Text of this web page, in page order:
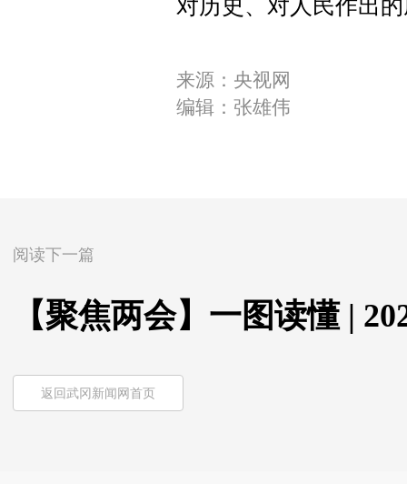
对历史、对人民作出
来源：央视网
编辑：张雄伟
阅读下一篇
【聚焦两会】一图读懂 |
返回武冈新闻网首页